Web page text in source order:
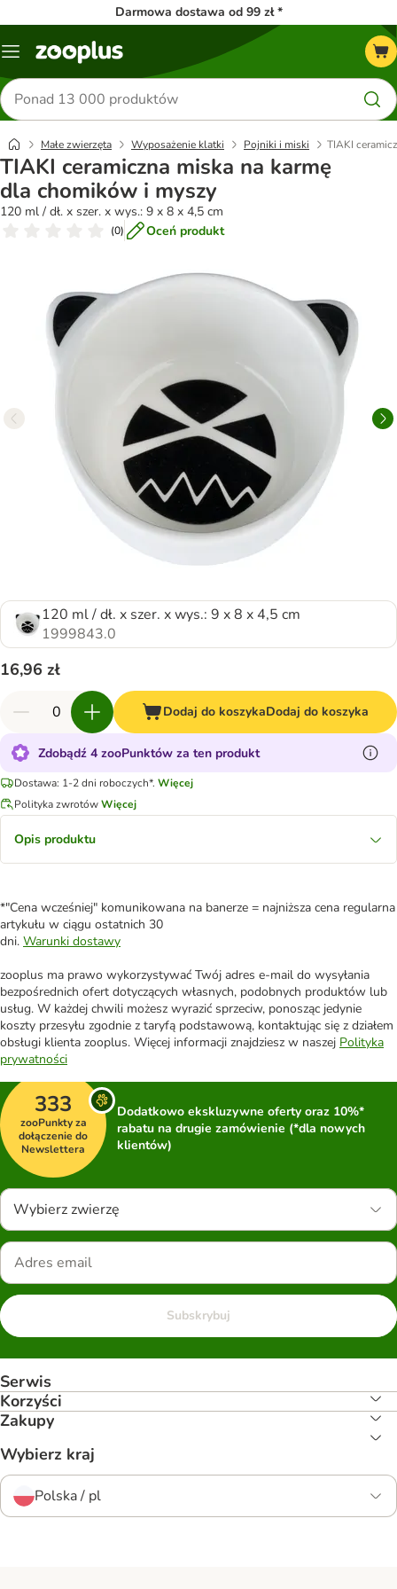
Darmowa dostawa od 99 zł *
Menu
Szukaj
produktów
Małe zwierzęta Wyposażenie klatki Pojniki i miski TIAKI
TIAKI ceramiczna miska na karmę
dla chomików i myszy
120 ml / dł. x szer. x wys.: 9 x 8 x 4,5 cm
(0) Oceń produkt
120 ml / dł. x szer. x wys.: 9 x 8 x 4,5 cm
1999843.0
16,96 zł
Dodaj do koszykaDodaj do koszyka
Zdobądź 4 zooPunktów za ten produkt
Dostawa: 1-2 dni roboczych*. Więcej
Polityka zwrotówWięcej
Opis produktu
*"Cena wcześniej" komunikowana na banerze = najniższa cena regularna
artykułu w ciągu ostatnich 30
dni. Warunki dostawy
zooplus ma prawo wykorzystywać Twój adres e-mail do wysyłania
bezpośrednich ofert dotyczących własnych, podobnych produktów lub
usług. W każdej chwili możesz wyrazić sprzeciw, ponosząc jedynie
koszty przesyłu zgodnie z taryfą podstawową, kontaktując się z działem
obsługi klienta zooplus. Więcej informacji znajdziesz w naszej Polityka
prywatności
333
zooPunkty za
dołączenie do
Newslettera
Dodatkowo ekskluzywne oferty oraz 10%*
rabatu na drugie zamówienie (*dla nowych
klientów)
Wybierz zwierzę
Subskrybuj
Serwis
Korzyści
Zakupy
Wybierz kraj
Polska / pl